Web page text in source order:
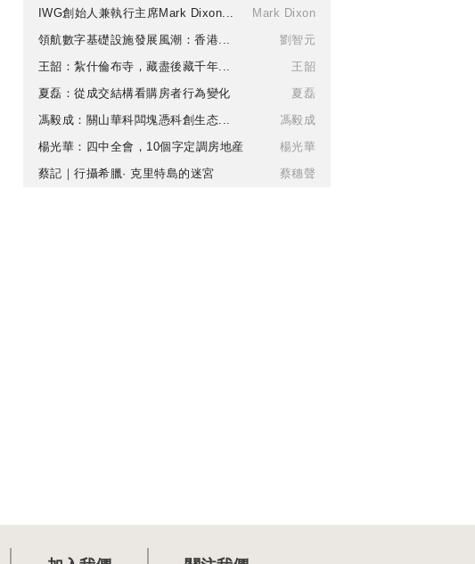
IWG創始人兼執行主席Mark Dixon...
Mark Dixon
領航數字基礎設施發展風潮：香港...
劉智元
王韶：紮什倫布寺，藏盡後藏千年...
王韶
夏磊：從成交結構看購房者行為變化
夏磊
馮毅成：關山華科闆塊憑科創生态...
馮毅成
楊光華：四中全會，10個字定調房地産
楊光華
蔡記｜行攝希臘· 克里特島的迷宮
蔡穗聲